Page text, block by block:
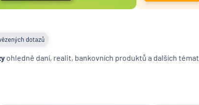
dotazů
ohledně daní, realit, bankovních produktů a dalších témat